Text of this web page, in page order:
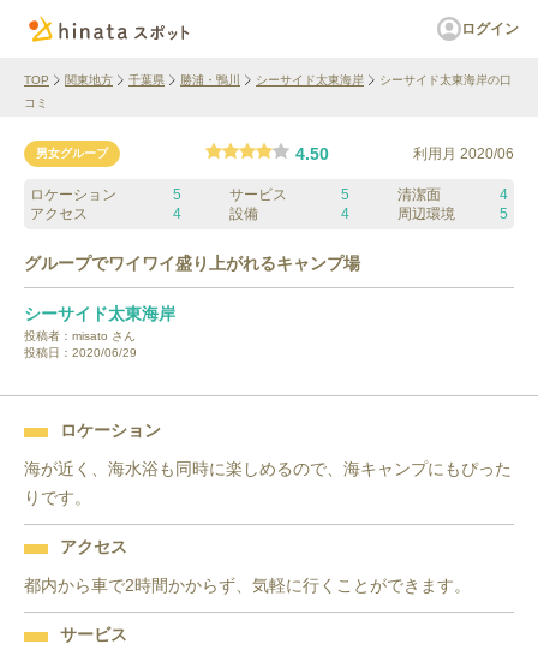
ログイン
TOP 関東地方 千葉県 勝浦・鴨川 シーサイド太東海岸
シーサイド太東海岸の口
コミ
男女グループ 4.50 利用月 2020/06
ロケーション 5 サービス 5 清潔面
4
アクセス
4 設備 4 周辺環境 5
グループでワイワイ盛り上がれるキャンプ場
シーサイド太東海岸
投稿者： misato さん
投稿日： 2020/06/29
ロケーション
海が近く、海水浴も同時に楽しめるので、海キャンプにもぴった
りです。
アクセス
都内から車で2時間かからず、気軽に行くことができます。
サービス